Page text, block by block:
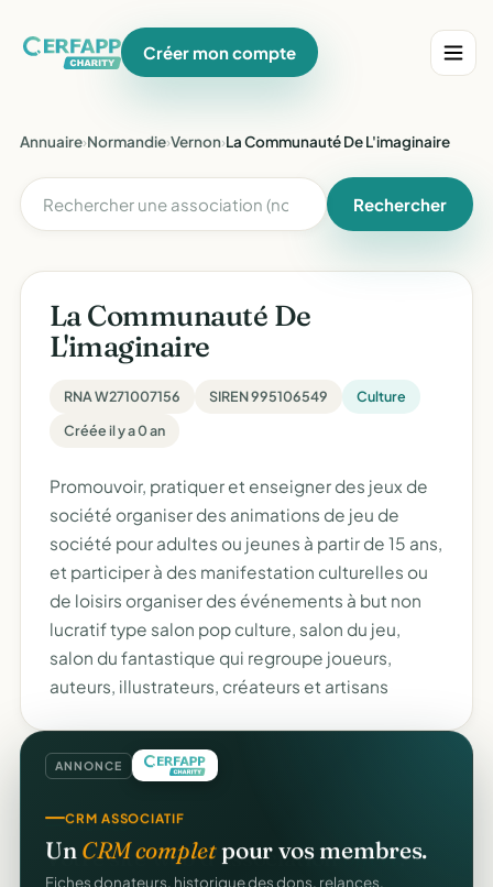
Créer mon compte
Annuaire›Normandie›Vernon›La Communauté De L'imaginaire
Rechercher
La Communauté De
L'imaginaire
RNA W271007156 SIREN 995106549
Culture
Créée il y a 0 an
Promouvoir, pratiquer et enseigner des jeux de
société organiser des animations de jeu de
société pour adultes ou jeunes à partir de 15 ans,
et participer à des manifestation culturelles ou
de loisirs organiser des événements à but non
lucratif type salon pop culture, salon du jeu,
salon du fantastique qui regroupe joueurs,
auteurs, illustrateurs, créateurs et artisans
ANNONCE
CRM ASSOCIATIF
Un CRM completpour vos membres.
Fiches donateurs, historique des dons, relances,